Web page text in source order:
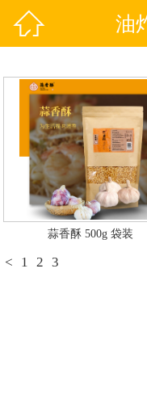
 油
蒜香酥 500g 袋装
< 1 2 3